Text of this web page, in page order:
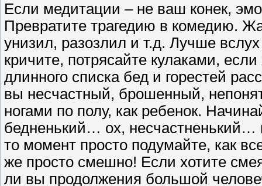
Если медитации – не ваш конек,
Превратите трагедию в комедию.
унизил, разозлил и т.д. Лучше
кричите, потрясайте кулаками,
длинного списка бед и горестей
вы несчастный, брошенный,
ногами по полу, как ребенок.
бедненький… ох,
то момент просто подумайте, как
же просто смешно! Если хотите
ли вы продолжения большой